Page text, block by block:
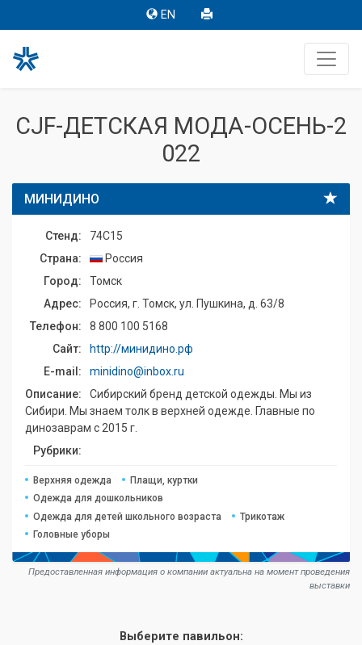
EN
CJF-ДЕТСКАЯ МОДА-ОСЕНЬ-2
022
МИНИДИНО
Стенд:
74C15
Страна:
Россия
Город:
Томск
Адрес:
Россия, г. Томск, ул. Пушкина, д. 63/8
Телефон:
8 800 100 5168
Сайт:
http://минидино.рф
E-mail:
minidino@inbox.ru
Описание:
Сибирский бренд детской одежды. Мы из
Сибири. Мы знаем толк в верхней одежде. Главные по
динозаврам с 2015 г.
Рубрики:
Верхняя одежда
Плащи, куртки
Одежда для дошкольников
Одежда для детей школьного возраста
Трикотаж
Головные уборы
Предоставленная информация о компании актуальна на момент проведения
выставки
Выберите павильон: